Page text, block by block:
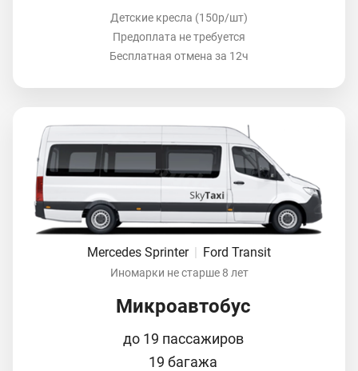
Детские кресла (150р/шт)
Предоплата не требуется
Бесплатная отмена за 12ч
Mercedes Sprinter | Ford Transit
Иномарки не старше 8 лет
Микроавтобус
до 19 пассажиров
19 багажа